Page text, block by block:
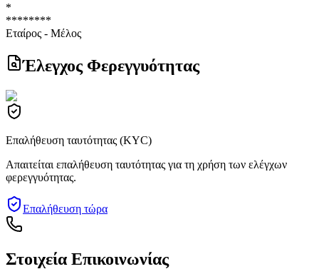
*
********
Εταίρος - Μέλος
Έλεγχος Φερεγγυότητας
Επαλήθευση ταυτότητας (KYC)
Απαιτείται επαλήθευση ταυτότητας για τη χρήση των ελέγχων
φερεγγυότητας.
Επαλήθευση τώρα
Στοιχεία Επικοινωνίας